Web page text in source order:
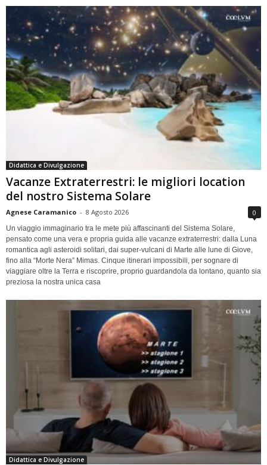
Didattica e Divulgazione
Vacanze Extraterrestri: le migliori location
del nostro Sistema Solare
Agnese Caramanico - 8 Agosto 2026 0
Un viaggio immaginario tra le mete più affascinanti del Sistema Solare,
pensato come una vera e propria guida alle vacanze extraterrestri: dalla Luna
romantica agli asteroidi solitari, dai super-vulcani di Marte alle lune di Giove,
fino alla “Morte Nera” Mimas. Cinque itinerari impossibili, per sognare di
viaggiare oltre la Terra e riscoprire, proprio guardandola da lontano, quanto sia
preziosa la nostra unica casa
Didattica e Divulgazione